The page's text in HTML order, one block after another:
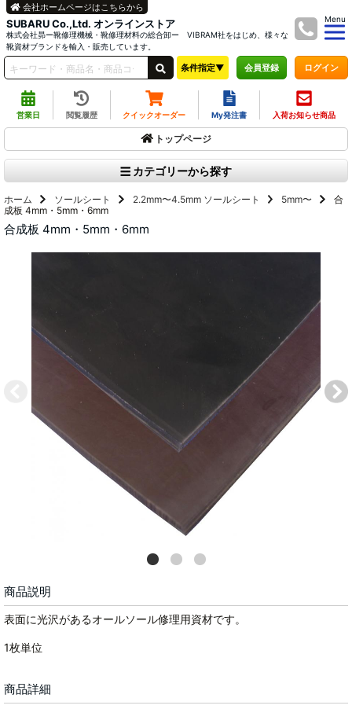
SUBARU Co.,Ltd. オンラインストア
株式会社昴ー靴修理機械・靴修理材料の総合卸ー VIBRAM社をはじめ、様々な
靴資材ブランドを輸入・販売しています。
Menu
会社ホームページはこちらから
条件指定▼ 会員登録 ログイン
営業日 閲覧履歴 クイックオーダー My発注書 入荷お知らせ商品
トップページ
カテゴリーから探す
ホーム ソールシート 2.2mm〜4.5mm ソールシート 5mm〜
合
成板 4mm・5mm・6mm
合成板 4mm・5mm・6mm
商品説明
表面に光沢があるオールソール修理用資材です。
1枚単位
商品詳細